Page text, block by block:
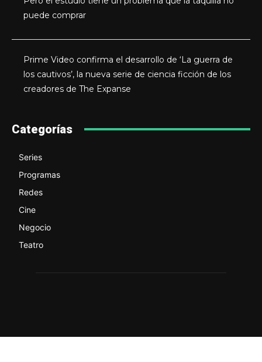
puede comprar
Prime Video confirma el desarrollo de ‘La guerra de
los cautivos’, la nueva serie de ciencia ficción de los
creadores de The Expanse
Categorías
Series
Programas
Redes
Cine
Negocio
Teatro